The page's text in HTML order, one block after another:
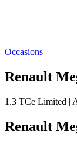
Occasions
Renault
1.3 TCe Limited |
Renault